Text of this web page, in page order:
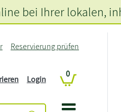
Reservierung prüfen
Login
0
bei Ihrer lokalen,